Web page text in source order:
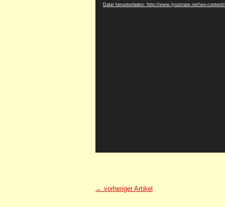
Datei herunterladen: http://www.lysistrate.net/wp-
← vorheriger Artikel